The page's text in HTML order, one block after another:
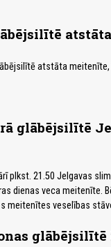
atstāta
glābējsilītē
plkst. 21.50 Jelgavas
dienas veca meitenīte.
meitenītes veselības